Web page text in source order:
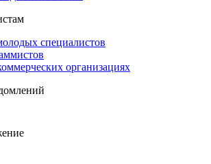
специалистов
организациях